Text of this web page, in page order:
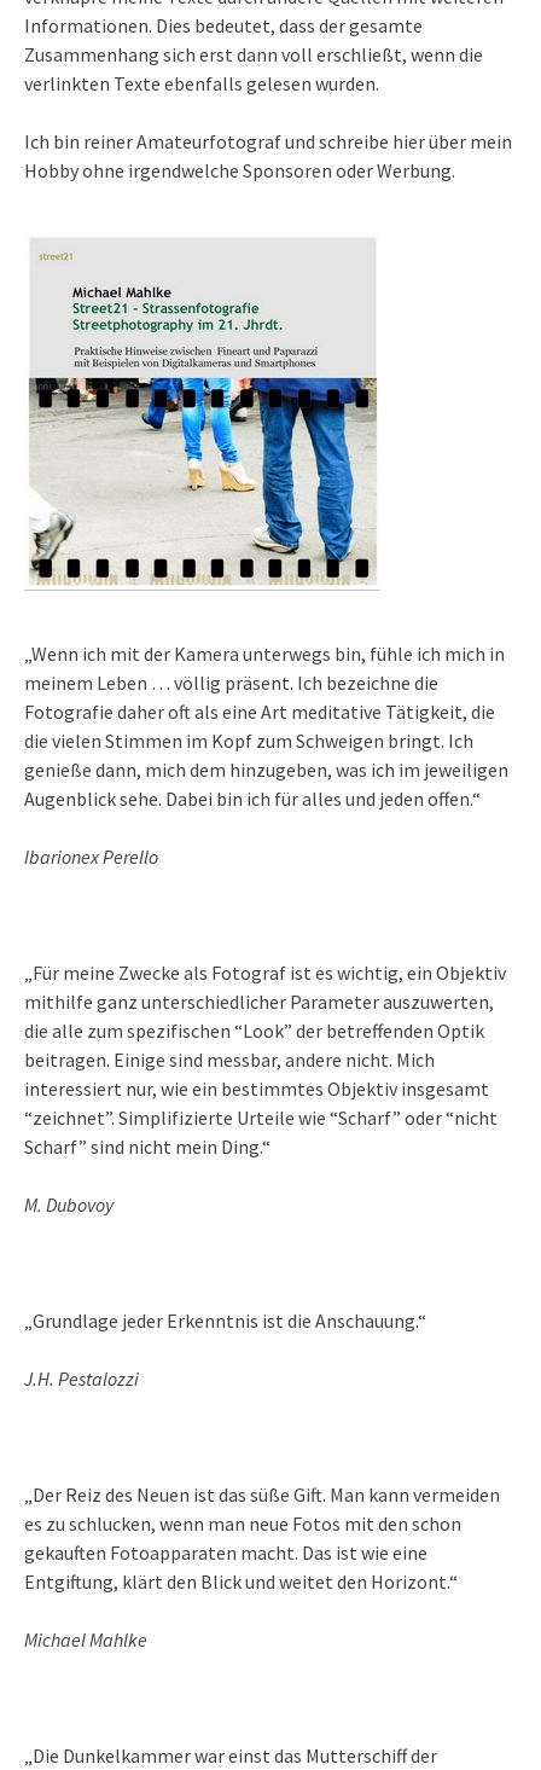
Informationen. Dies bedeutet, dass der gesamte
Zusammenhang sich erst dann voll erschließt, wenn die
verlinkten Texte ebenfalls gelesen wurden.
Ich bin reiner Amateurfotograf und schreibe hier über mein
Hobby ohne irgendwelche Sponsoren oder Werbung.
„Wenn ich mit der Kamera unterwegs bin, fühle ich mich in
meinem Leben … völlig präsent. Ich bezeichne die
Fotografie daher oft als eine Art meditative Tätigkeit, die
die vielen Stimmen im Kopf zum Schweigen bringt. Ich
genieße dann, mich dem hinzugeben, was ich im jeweiligen
Augenblick sehe. Dabei bin ich für alles und jeden offen.“
Ibarionex Perello
„Für meine Zwecke als Fotograf ist es wichtig, ein Objektiv
mithilfe ganz unterschiedlicher Parameter auszuwerten,
die alle zum spezifischen “Look” der betreffenden Optik
beitragen. Einige sind messbar, andere nicht. Mich
interessiert nur, wie ein bestimmtes Objektiv insgesamt
“zeichnet”. Simplifizierte Urteile wie “Scharf” oder “nicht
Scharf” sind nicht mein Ding.“
M. Dubovoy
„Grundlage jeder Erkenntnis ist die Anschauung.“
J.H. Pestalozzi
„Der Reiz des Neuen ist das süße Gift. Man kann vermeiden
es zu schlucken, wenn man neue Fotos mit den schon
gekauften Fotoapparaten macht. Das ist wie eine
Entgiftung, klärt den Blick und weitet den Horizont.“
Michael Mahlke
„Die Dunkelkammer war einst das Mutterschiff der